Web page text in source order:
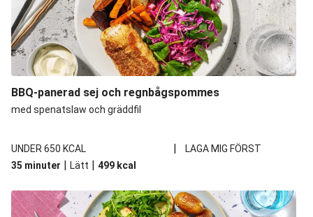
BBQ-panerad sej och regnbågspommes
med spenatslaw och gräddfil
UNDER 650 KCAL |
LAGA MIG FÖRST
35 minuter | Lätt | 499 kcal